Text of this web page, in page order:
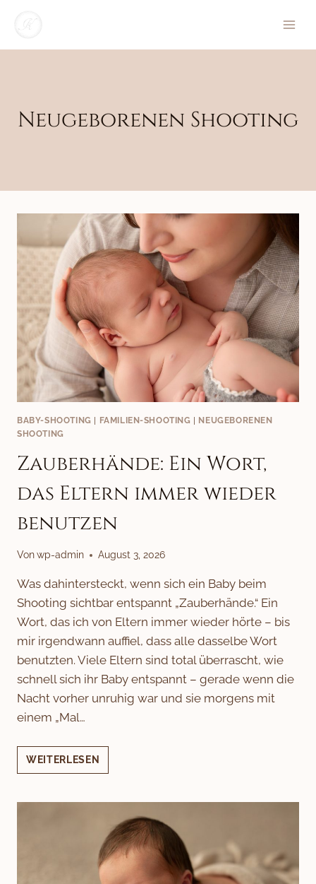
Inhalt
springen
Neugeborenen Shooting
BABY-SHOOTING | FAMILIEN-SHOOTING | NEUGEBORENEN
SHOOTING
Zauberhände: Ein Wort,
das Eltern immer wieder
benutzen
Vonwp-admin August 3, 2026
Was dahintersteckt, wenn sich ein Baby beim
Shooting sichtbar entspannt „Zauberhände.“ Ein
Wort, das ich von Eltern immer wieder hörte – bis
mir irgendwann auffiel, dass alle dasselbe Wort
benutzten. Viele Eltern sind total überrascht, wie
schnell sich ihr Baby entspannt – gerade wenn die
Nacht vorher unruhig war und sie morgens mit
einem „Mal…
WEITERLESEN
EIN
DAS
ELTERN
IMMER
WIEDER
BENUTZEN